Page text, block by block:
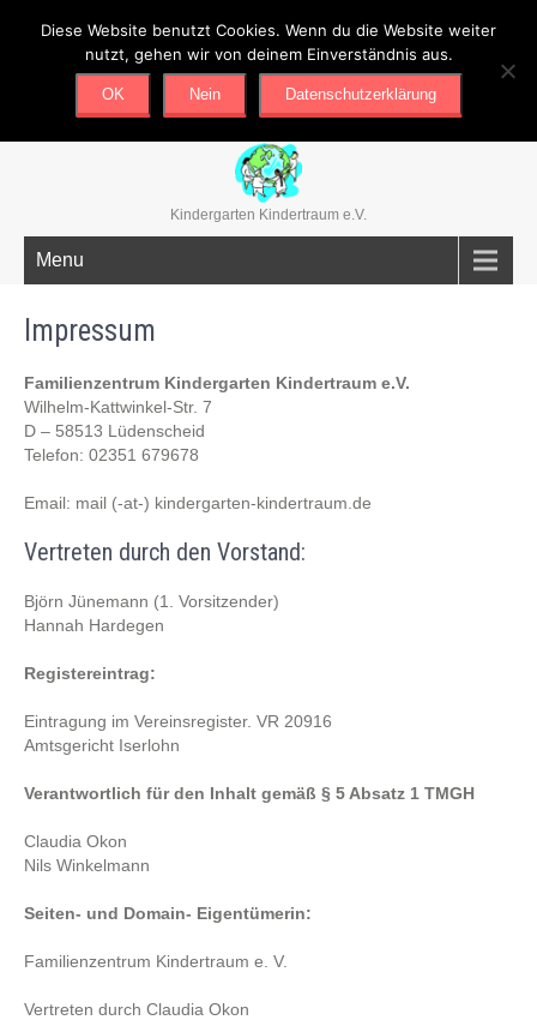
02351/679678 mail@kindergarten-kindertraum.de
Kindergarten Kindertraum e.V.
Menu
Impressum
Familienzentrum Kindergarten Kindertraum e.V.
Wilhelm-Kattwinkel-Str. 7
D – 58513 Lüdenscheid
Telefon: 02351 679678
Email: mail (-at-) kindergarten-kindertraum.de
Vertreten durch den Vorstand:
Björn Jünemann (1. Vorsitzender)
Hannah Hardegen
Registereintrag:
Eintragung im Vereinsregister. VR 20916
Amtsgericht Iserlohn
Verantwortlich für den Inhalt gemäß § 5 Absatz 1 TMGH
Claudia Okon
Nils Winkelmann
Seiten- und Domain- Eigentümerin:
Familienzentrum Kindertraum e. V.
Vertreten durch Claudia Okon
Diese Website benutzt Cookies. Wenn du die Website weiter
nutzt, gehen wir von deinem Einverständnis aus.
OK Nein Datenschutzerklärung